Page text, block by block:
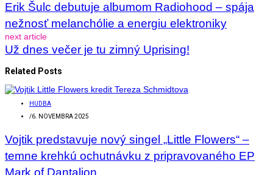
Erik Šulc debutuje albumom Radiohood – spája
nežnosť melanchólie a energiu elektroniky
next article
Už dnes večer je tu zimný Uprising!
Related Posts
HUDBA
/6. NOVEMBRA 2025
Vojtik predstavuje nový singel „Little Flowers“ –
temne krehkú ochutnávku z pripravovaného EP